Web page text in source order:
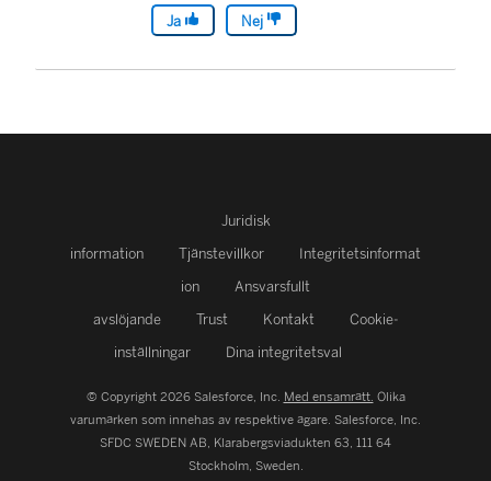
Ja Nej
Juridisk
information
Tjänstevillkor
Integritetsinformat
ion
Ansvarsfullt
avslöjande
Trust Kontakt
Cookie-
inställningar
Dina integritetsval
© Copyright 2026 Salesforce, Inc. Med ensamrätt. Olika
varumärken som innehas av respektive ägare. Salesforce, Inc.
SFDC SWEDEN AB, Klarabergsviadukten 63, 111 64
Stockholm, Sweden.